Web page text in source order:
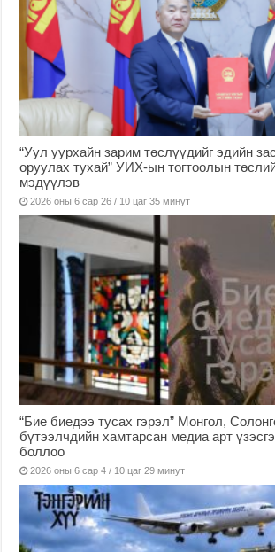
“Уул уурхайн зарим төслүүдийг эдийн
оруулах тухай” УИХ-ын тогтоолын
мэдүүлэв
2026 оны 6 сар 26 / 10 цаг 35 минут
“Бие биедээ тусах гэрэл” Монгол,
бүтээлчдийн хамтарсан медиа арт
боллоо
2026 оны 6 сар 4 / 10 цаг 29 минут